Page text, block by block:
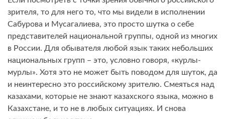
зрителя, то для него то, что мы видели в исполнении
Сабурова и Мусагалиева, это просто шутка о себе
представителей национальной группы, одной из многих
в России. Для обывателя любой язык таких небольших
национальных групп – это, условно говоря, «курлы-
мурлы». Хотя это не может быть поводом для шуток, да
и неинтересно это российскому зрителю. Смеяться над
казахами, которые не знают казахского языка, можно в
Казахстане, и то не в любых ситуациях. И снова